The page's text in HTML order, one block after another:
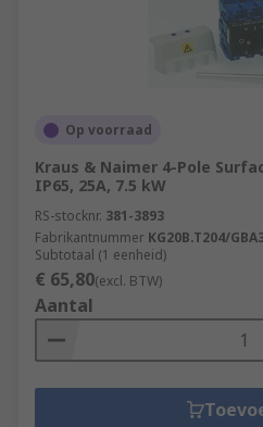
Op voorraad
Kraus & Naimer 4-Pole
IP65, 25A, 7.5 kW
RS-stocknr. 381-3893
Fabrikantnummer KG20B.T204/
Subtotaal (1 eenheid)
€ 65,80(excl. BTW)
Aantal